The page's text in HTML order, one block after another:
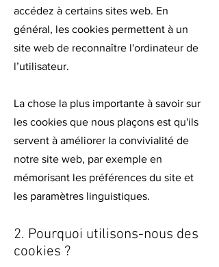
accédez à certains sites web. En
général, les cookies permettent à un
site web de reconnaître l'ordinateur de
l’utilisateur.
La chose la plus importante à savoir sur
les cookies que nous plaçons est qu'ils
servent à améliorer la convivialité de
notre site web, par exemple en
mémorisant les préférences du site et
les paramètres linguistiques.
2. Pourquoi utilisons-nous des
cookies ?